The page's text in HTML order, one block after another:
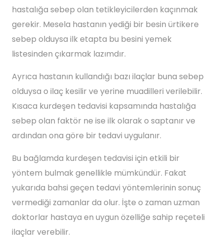
hastalığa sebep olan tetikleyicilerden kaçınmak
gerekir. Mesela hastanın yediği bir besin ürtikere
sebep olduysa ilk etapta bu besini yemek
listesinden çıkarmak lazımdır.
Ayrıca hastanın kullandığı bazı ilaçlar buna sebep
olduysa o ilaç kesilir ve yerine muadilleri verilebilir.
Kısaca kurdeşen tedavisi kapsamında hastalığa
sebep olan faktör ne ise ilk olarak o saptanır ve
ardından ona göre bir tedavi uygulanır.
Bu bağlamda kurdeşen tedavisi için etkili bir
yöntem bulmak genellikle mümkündür. Fakat
yukarıda bahsi geçen tedavi yöntemlerinin sonuç
vermediği zamanlar da olur. İşte o zaman uzman
doktorlar hastaya en uygun özelliğe sahip reçeteli
ilaçlar verebilir.